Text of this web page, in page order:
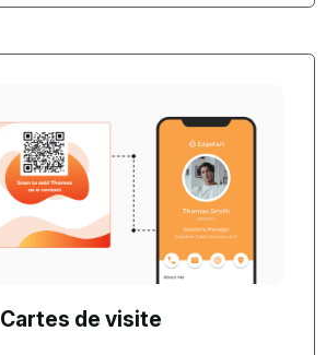
Cartes de visite